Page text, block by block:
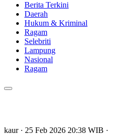
Berita Terkini
Daerah
Hukum & Kriminal
Ragam
Selebriti
Lampung
Nasional
Ragam
kaur · 25 Feb 2026 20:38 WIB ·